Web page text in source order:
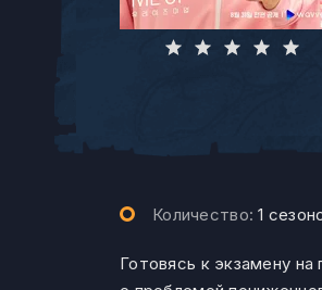
Количество:1
Готовясь к экзамену